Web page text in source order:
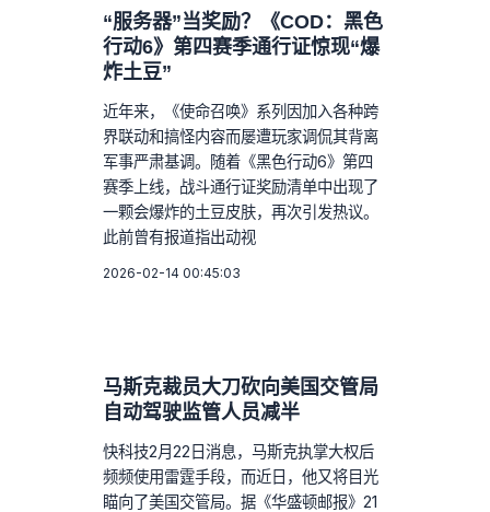
“服务器”当奖励？《COD：黑色
行动6》第四赛季通行证惊现“爆
炸土豆”
近年来，《使命召唤》系列因加入各种跨
界联动和搞怪内容而屡遭玩家调侃其背离
军事严肃基调。随着《黑色行动6》第四
赛季上线，战斗通行证奖励清单中出现了
一颗会爆炸的土豆皮肤，再次引发热议。
此前曾有报道指出动视
2026-02-14 00:45:03
马斯克裁员大刀砍向美国交管局
自动驾驶监管人员减半
快科技2月22日消息，马斯克执掌大权后
频频使用雷霆手段，而近日，他又将目光
瞄向了美国交管局。据《华盛顿邮报》21